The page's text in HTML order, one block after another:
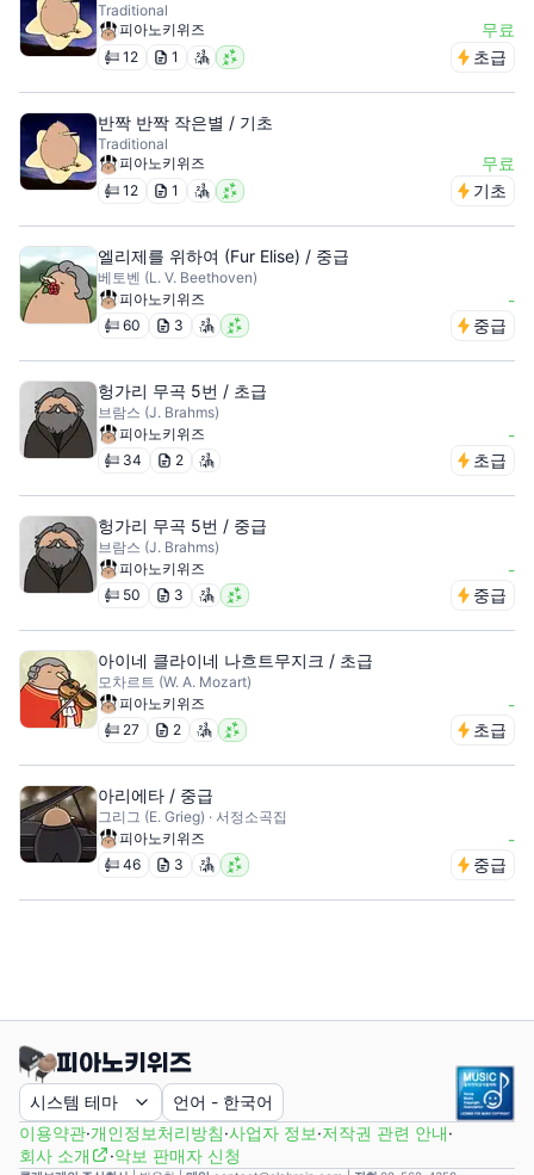
Traditional
피아노키위즈
무료
12 1 초급
반짝 반짝 작은별 / 기초
Traditional
피아노키위즈
무료
12 1 기초
엘리제를 위하여 (Fur Elise) / 중급
베토벤 (L. V. Beethoven)
피아노키위즈
-
60 3 중급
헝가리 무곡 5번 / 초급
브람스 (J. Brahms)
피아노키위즈
-
34 2 초급
헝가리 무곡 5번 / 중급
브람스 (J. Brahms)
피아노키위즈
-
50 3 중급
아이네 클라이네 나흐트무지크 / 초급
모차르트 (W. A. Mozart)
피아노키위즈
-
27 2 초급
아리에타 / 중급
그리그 (E. Grieg) · 서정소곡집
피아노키위즈
-
46 3 중급
시스템 테마 언어 - 한국어
이용약관·개인정보처리방침·사업자 정보·저작권 관련 안내·
회사 소개
·악보 판매자 신청